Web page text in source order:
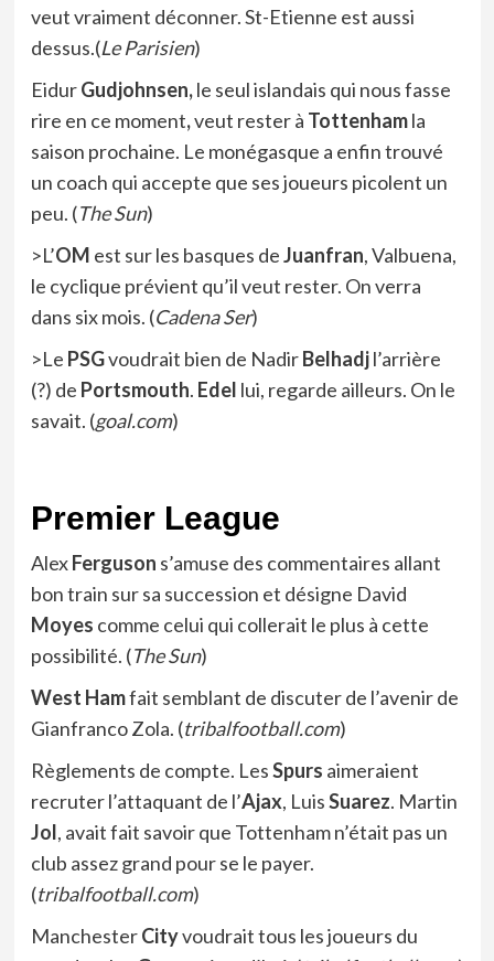
veut vraiment déconner. St-Etienne est aussi
dessus.(Le Parisien)
EidurGudjohnsen,le seul islandais qui nous fasse
rire en ce moment,veut rester à Tottenhamla
saison prochaine. Le monégasque a enfin trouvé
un coach qui accepte que ses joueurs picolent un
peu. (The Sun)
>L’OM est sur les basques deJuanfran, Valbuena,
le cyclique prévient qu’il veut rester. On verra
dans six mois. (Cadena Ser)
>Le PSGvoudrait bien de NadirBelhadjl’arrière
(?) de Portsmouth. Edel lui, regarde ailleurs. On le
savait. (goal.com)
Premier League
AlexFerguson s’amuse des commentaires allant
bon train sur sa succession et désigne David
Moyes comme celui qui collerait le plus à cette
possibilité. (The Sun)
West Hamfait semblant de discuter de l’avenir de
Gianfranco Zola. (tribalfootball.com)
Règlements de compte. LesSpurs aimeraient
recruter l’attaquant de l’Ajax, LuisSuarez. Martin
Jol, avait fait savoir que Tottenham n’était pas un
club assez grand pour se le payer.
(tribalfootball.com)
ManchesterCityvoudrait tous les joueurs du